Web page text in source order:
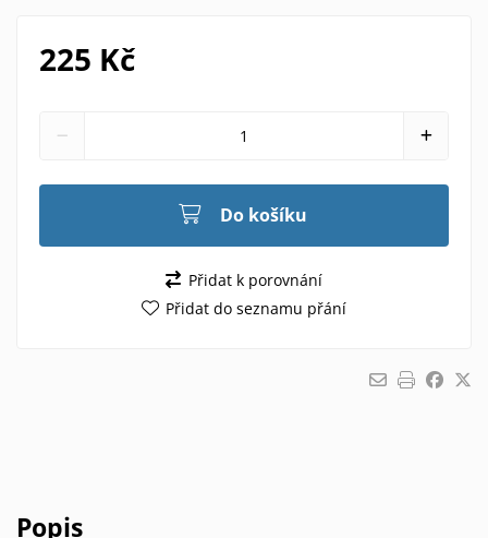
225 Kč
Do košíku
Přidat k porovnání
Přidat do seznamu přání
Popis